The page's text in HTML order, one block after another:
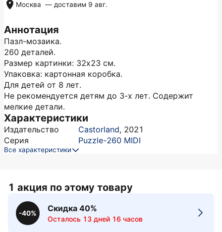
Аннотация
Пазл-мозаика.
260 деталей.
Размер картинки: 32х23 см.
Упаковка: картонная коробка.
Для детей от 8 лет.
Не рекомендуется детям до 3-х лет. Содержит
мелкие детали.
Характеристики
Издательство Castorland, 2021
Серия
Puzzle-260 MIDI
Все характеристики
Москва — доставим 9 авг.
1 акция по этому товару
-40%
Скидка 40%
Осталось 13 дней 16 часов